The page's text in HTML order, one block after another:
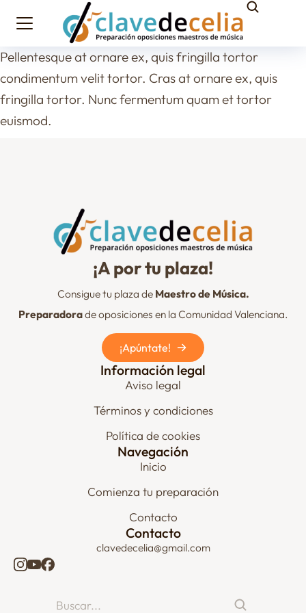
Pellentesque at ornare ex, quis fringilla tortor
condimentum velit tortor. Cras at ornare ex, quis
fringilla tortor. Nunc fermentum quam et tortor
euismod.
¡A por tu plaza!
Consigue tu plaza de Maestro de Música.
Preparadorade oposiciones en la Comunidad Valenciana.
¡Apúntate!
Información legal
Aviso legal
Términos y condiciones
Política de cookies
Navegación
Inicio
Comienza tu preparación
Contacto
Contacto
clavedecelia@gmail.com